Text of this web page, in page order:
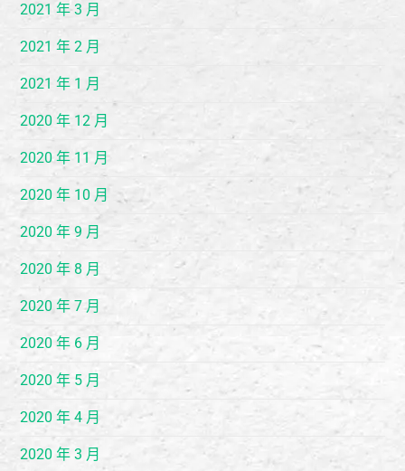
2021 年 3 月
2021 年 2 月
2021 年 1 月
2020 年 12 月
2020 年 11 月
2020 年 10 月
2020 年 9 月
2020 年 8 月
2020 年 7 月
2020 年 6 月
2020 年 5 月
2020 年 4 月
2020 年 3 月